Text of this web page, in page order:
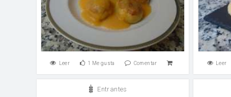
Leer 1 Me gusta Comentar Leer
Entrantes